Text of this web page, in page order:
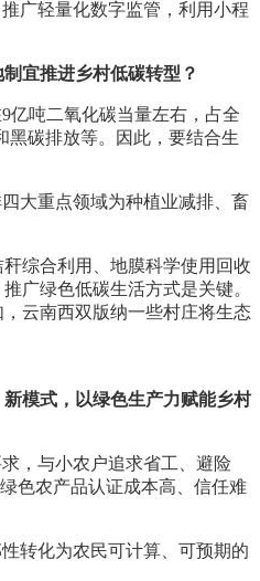
广轻量化数字监管，利用小程
宜推进乡村低碳转型？
亿吨二氧化碳当量左右，占全
黑碳排放等。因此，要结合生
大重点领域为种植业减排、畜
综合利用、地膜科学使用回收
广绿色低碳生活方式是关键。
云南西双版纳一些村庄将生态
模式，以绿色生产力赋能乡村
，与小农户追求省工、避险
色农产品认证成本高、信任难
转化为农民可计算、可预期的